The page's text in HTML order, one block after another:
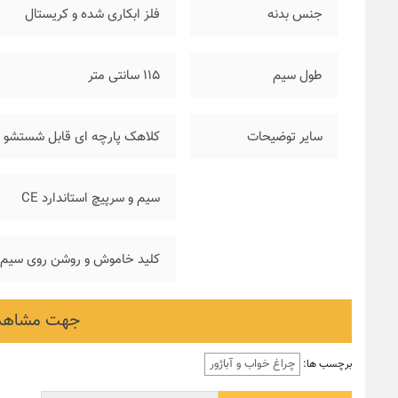
جنس بدنه فلز ابکاری شده و کریستال
طول سیم ۱۱۵ سانتی متر
سایر توضیحات کلاهک پارچه ای قابل شستشو
سیم و سرپیچ استاندارد CE
کلید خاموش و روشن روی سیم
جهت
برچسب ها: چراغ خواب و آباژور